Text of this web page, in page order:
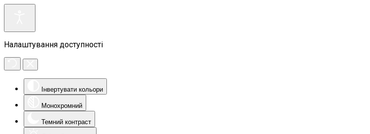
Налаштування доступності
Інвертувати кольори
Монохромний
Темний контраст